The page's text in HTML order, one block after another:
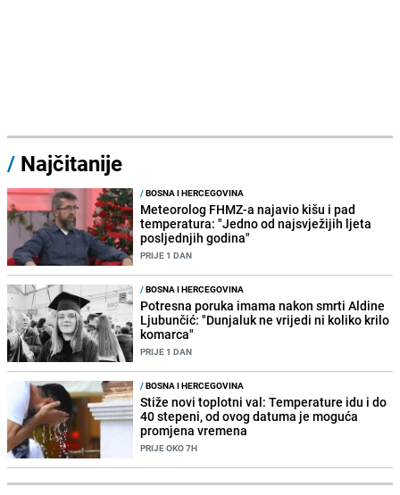
/ Najčitanije
/BOSNA I HERCEGOVINA
Meteorolog FHMZ-a najavio kišu i pad
temperatura: "Jedno od najsvježijih ljeta
posljednjih godina"
PRIJE 1 DAN
/BOSNA I HERCEGOVINA
Potresna poruka imama nakon smrti Aldine
Ljubunčić: "Dunjaluk ne vrijedi ni koliko krilo
komarca"
PRIJE 1 DAN
/BOSNA I HERCEGOVINA
Stiže novi toplotni val: Temperature idu i do
40 stepeni, od ovog datuma je moguća
promjena vremena
PRIJE OKO 7H